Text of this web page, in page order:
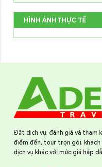
HÌNH ẢNH THỰC TẾ
Đặt dịch vụ, đánh giá và tham
điểm đến, tour trọn gói, khách
dịch vụ khác với mức giá hấp